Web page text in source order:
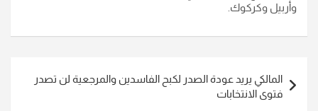
وأربيل وكركوك.
المقالات
المالكي يريد عودة الصدر لكبح الفاسدين والمرجعية لن تصدر
فتوى الانتخابات